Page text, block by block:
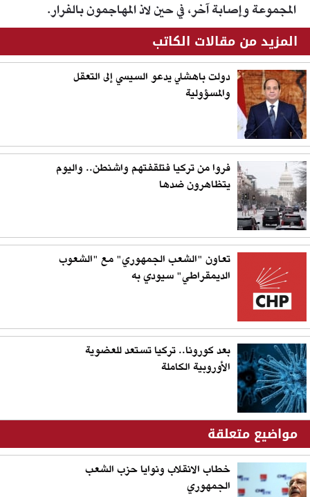
المجموعة وإصابة آخر، في حين لاذ المهاجمون بالفرار.
المزيد من مقالات الكاتب
دولت باهشلي يدعو السيسي إلى التعقل
والمسؤولية
فروا من تركيا فتلقفتهم واشنطن.. واليوم
يتظاهرون ضدها
تعاون "الشعب الجمهوري" مع "الشعوب
الديمقراطي" سيودي به
بعد كورونا.. تركيا تستعد للعضوية
الأوروبية الكاملة
مواضيع متعلقة
خطاب الانقلاب ونوايا حزب الشعب
الجمهوري